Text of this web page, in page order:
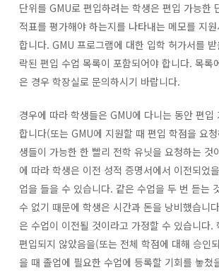
단위를 GMU로 편입하려는 학생은 편입 가능한
적표를 평가해야 하는지를 나타내는 메모를 지
합니다. GMU 프로그램에 대한 입학 허가서를
락된 편입 수업 목록이 포함되어야 합니다. 목록
은 경우 학장실로 문의하시기 바랍니다.
경우에 따라 학생들은 GMU에 다니는 동안 편입
합니다(또는 GMU에 지원할 때 편입 학점을 요
생들이 가능한 한 빨리 전학 유닛을 요청하는 것
에 따라 학생은 이전 성적 증명서에서 이전되었
업을 들을 수 있습니다. 같은 수업을 두 번 듣는
수 없기 때문에 학생은 시간과 돈을 낭비했습니
은 수업이 이전될 것이라고 가정할 수 있습니다.
편입되지 않았음을(또는 전체 학점에 대해 승인
을 때 졸업에 필요한 수업에 등록할 기회를 놓쳤